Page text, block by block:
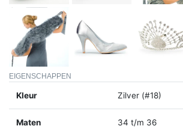
EIGENSCHAPPEN
Kleur Zilver (#18)
Maten
34 t/m 36